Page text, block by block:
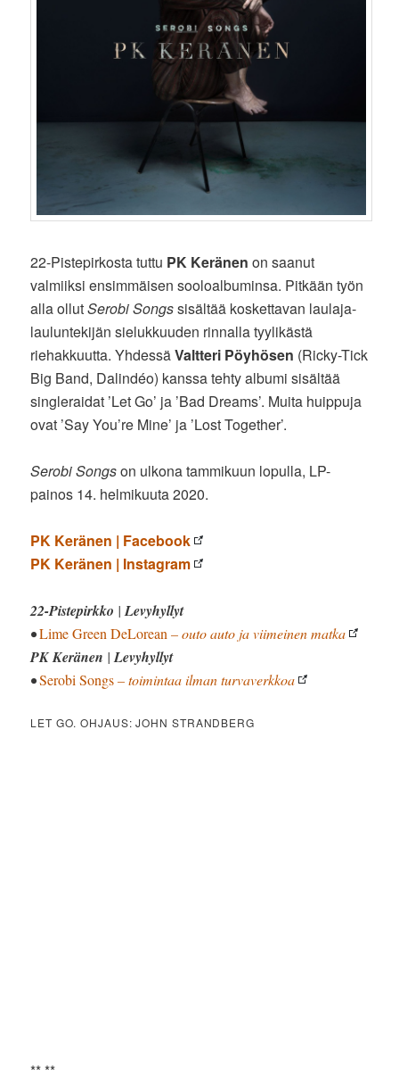
22-Pistepirkosta tuttu PK Keränen on saanut
valmiiksi ensimmäisen sooloalbuminsa. Pitkään työn
alla ollutSerobi Songssisältää koskettavan laulaja-
lauluntekijän sielukkuuden rinnalla tyylikästä
riehakkuutta. YhdessäValtteri Pöyhösen (Ricky-Tick
Big Band, Dalindéo) kanssa tehty albumi sisältää
singleraidat ’Let Go’ ja ’Bad Dreams’. Muita huippuja
ovat ’Say You’re Mine’ ja ’Lost Together’.
Serobi Songson ulkona tammikuun lopulla, LP-
painos 14. helmikuuta 2020.
PK Keränen | Facebook
PK Keränen | Instagram
22-Pistepirkko |Levyhyllyt
•Lime Green DeLorean – outo auto ja viimeinen matka
PK Keränen |Levyhyllyt
•Serobi Songs– toimintaa ilman turvaverkkoa
LET GO. OHJAUS: JOHN STRANDBERG
** **